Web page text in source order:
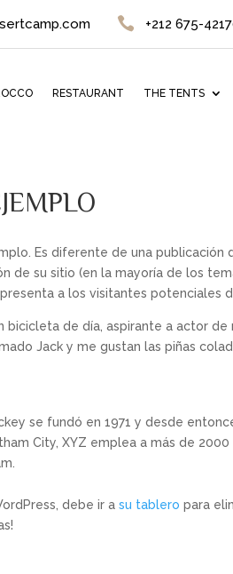
 +212 675-
RESTAURANT THE TENTS
Es diferente de una
de su sitio (en la mayoría de los
a los visitantes potenciales
bicicleta de día, aspirante a actor
Jack y me gustan las piñas
se fundó en 1971 y desde
City, XYZ emplea a más de
debe ir asu tablero para